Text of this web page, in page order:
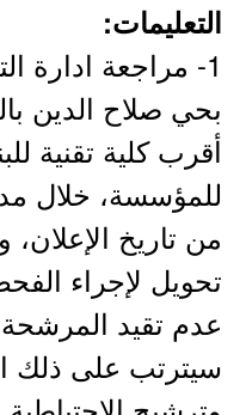
التعليمات:
1- مراجعة ادارة
بحي صلاح الدين
أقرب كلية تقنية
للمؤسسة، خلال
من تاريخ
تحويل لإجراء
عدم تقيد المرشحة
سيترتب على ذلك